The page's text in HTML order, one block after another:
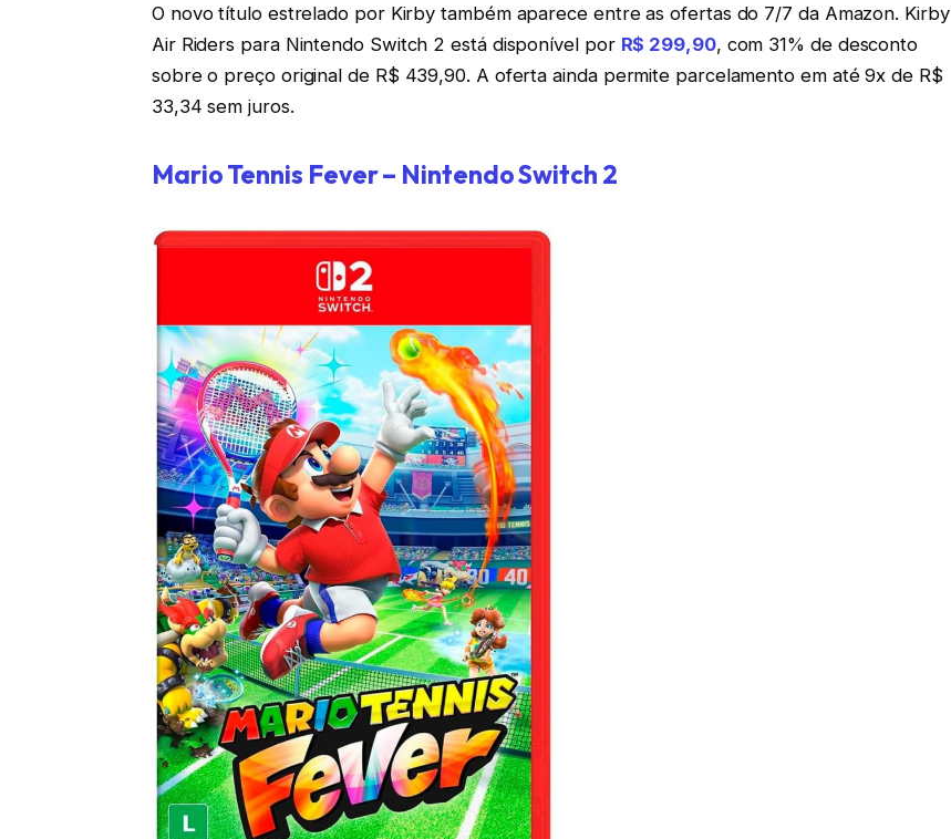
O novo título estrelado por Kirby também aparece entre as ofertas do 7/7 da Amazon. Kirby
Air Riders para Nintendo Switch 2 está disponível por R$ 299,90, com 31% de desconto
sobre o preço original de R$ 439,90. A oferta ainda permite parcelamento em até 9x de R$
33,34 sem juros.
Mario Tennis Fever – Nintendo Switch 2